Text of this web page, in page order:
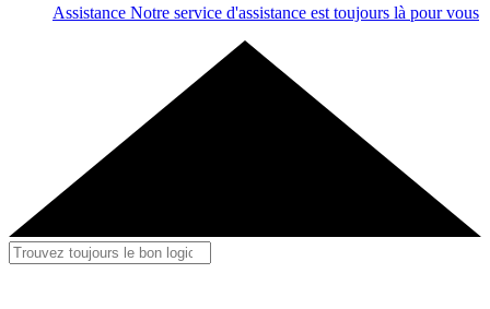
Assistance Notre service d'assistance est toujours là pour vous